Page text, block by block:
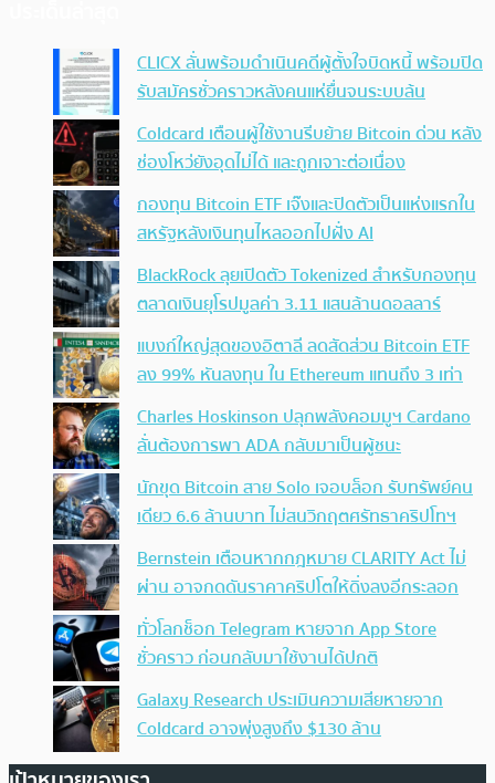
CLICX ลั่นพร้อมดำเนินคดีผู้ตั้งใจบิดหนี้ พร้อมปิด
รับสมัครชั่วคราวหลังคนแห่ยื่นจนระบบล้น
Coldcard เตือนผู้ใช้งานรีบย้าย Bitcoin ด่วน หลัง
ช่องโหว่ยังอุดไม่ได้ และถูกเจาะต่อเนื่อง
กองทุน Bitcoin ETF เจ๊งและปิดตัวเป็นแห่งแรกใน
สหรัฐหลังเงินทุนไหลออกไปฝั่ง AI
BlackRock ลุยเปิดตัว Tokenized สำหรับกองทุน
ตลาดเงินยุโรปมูลค่า 3.11 แสนล้านดอลลาร์
แบงก์ใหญ่สุดของอิตาลี ลดสัดส่วน Bitcoin ETF
ลง 99% หันลงทุน ใน Ethereum แทนถึง 3 เท่า
Charles Hoskinson ปลุกพลังคอมมูฯ Cardano
ลั่นต้องการพา ADA กลับมาเป็นผู้ชนะ
นักขุด Bitcoin สาย Solo เจอบล็อก รับทรัพย์คน
เดียว 6.6 ล้านบาท ไม่สนวิกฤตศรัทธาคริปโทฯ
Bernstein เตือนหากกฎหมาย CLARITY Act ไม่
ผ่าน อาจกดดันราคาคริปโตให้ดิ่งลงอีกระลอก
ทั่วโลกช็อก Telegram หายจาก App Store
ชั่วคราว ก่อนกลับมาใช้งานได้ปกติ
Galaxy Research ประเมินความเสียหายจาก
Coldcard อาจพุ่งสูงถึง $130 ล้าน